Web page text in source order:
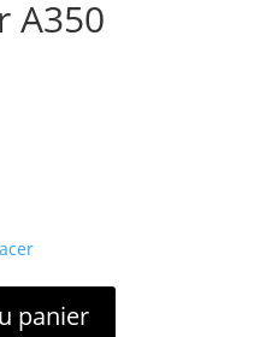
A350
panier